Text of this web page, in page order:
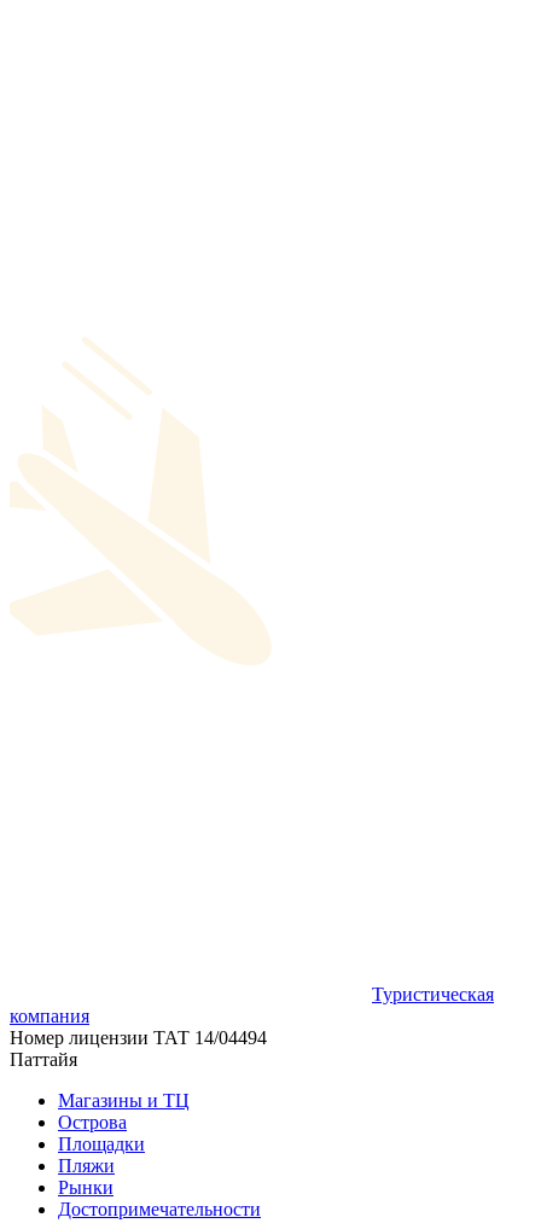
Туристическая
компания
Номер лицензии ТАТ 14/04494
Паттайя
Магазины и ТЦ
Острова
Площадки
Пляжи
Рынки
Достопримечательности